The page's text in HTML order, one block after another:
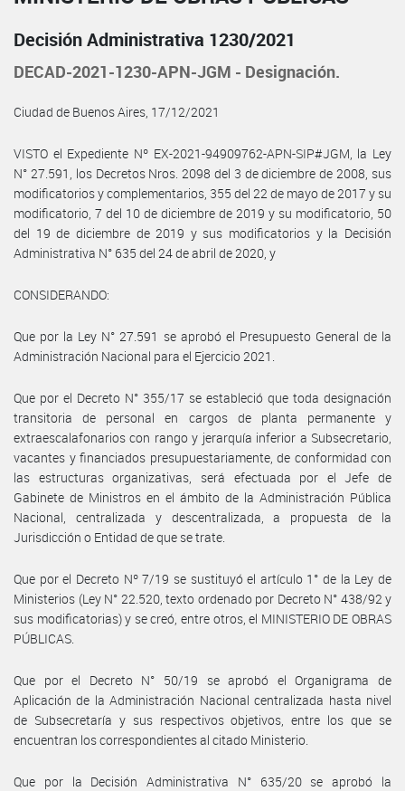
Decisión Administrativa 1230/2021
DECAD-2021-1230-APN-JGM - Designación.
Ciudad de Buenos Aires, 17/12/2021
VISTO el Expediente Nº EX-2021-94909762-APN-SIP#JGM, la Ley
N° 27.591, los Decretos Nros. 2098 del 3 de diciembre de 2008, sus
modificatorios y complementarios, 355 del 22 de mayo de 2017 y su
modificatorio, 7 del 10 de diciembre de 2019 y su modificatorio, 50
del 19 de diciembre de 2019 y sus modificatorios y la Decisión
Administrativa N° 635 del 24 de abril de 2020, y
CONSIDERANDO:
Que por la Ley N° 27.591 se aprobó el Presupuesto General de la
Administración Nacional para el Ejercicio 2021.
Que por el Decreto N° 355/17 se estableció que toda designación
transitoria de personal en cargos de planta permanente y
extraescalafonarios con rango y jerarquía inferior a Subsecretario,
vacantes y financiados presupuestariamente, de conformidad con
las estructuras organizativas, será efectuada por el Jefe de
Gabinete de Ministros en el ámbito de la Administración Pública
Nacional, centralizada y descentralizada, a propuesta de la
Jurisdicción o Entidad de que se trate.
Que por el Decreto Nº 7/19 se sustituyó el artículo 1° de la Ley de
Ministerios (Ley N° 22.520, texto ordenado por Decreto N° 438/92 y
sus modificatorias) y se creó, entre otros, el MINISTERIO DE OBRAS
PÚBLICAS.
Que por el Decreto N° 50/19 se aprobó el Organigrama de
Aplicación de la Administración Nacional centralizada hasta nivel
de Subsecretaría y sus respectivos objetivos, entre los que se
encuentran los correspondientes al citado Ministerio.
Que por la Decisión Administrativa N° 635/20 se aprobó la